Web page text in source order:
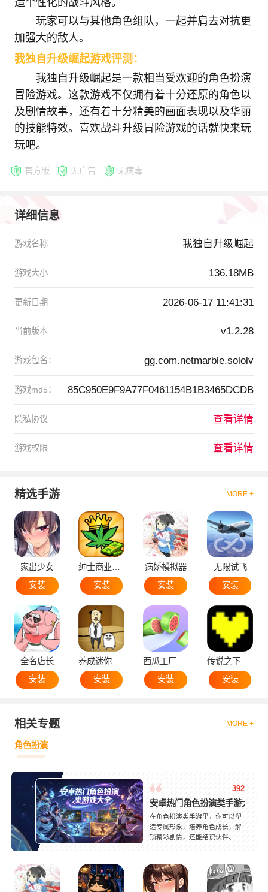
玩家可以与其他角色组队，一起并肩去对抗更
加强大的敌人。
我独自升级崛起游戏评测：
我独自升级崛起是一款相当受欢迎的角色扮演
冒险游戏。这款游戏不仅拥有着十分还原的角色以
及剧情故事，还有着十分精美的画面表现以及华丽
的技能特效。喜欢战斗升级冒险游戏的话就快来玩
玩吧。
官方版 无广告 无病毒
详细信息
游戏名称 我独自升级崛起
游戏大小 136.18MB
更新日期 2026-06-17 11:41:31
当前版本 v1.2.28
游戏包名： gg.com.netmarble.sololv
游戏md5： 85C950E9F9A77F0461154B1B3465DCDB
隐私协议 查看详情
游戏权限 查看详情
精选手游 MORE +
家出少女
安装
安装
病娇模拟器
安装
无限试飞
安装
全名店长
安装
安装
西瓜工厂大亨
安装
安装
相关专题 MORE +
角色扮演
392
安卓热门角色扮演类手游大全
在角色扮演类手游里，你可以塑
造专属形象，培养角色成长，解
锁精彩剧情，还能结识伙伴、并
满，深受玩家青睐，小编为大家
整理了海量角色扮演手游，涵盖
仙侠、魔幻、古风、现代等多种